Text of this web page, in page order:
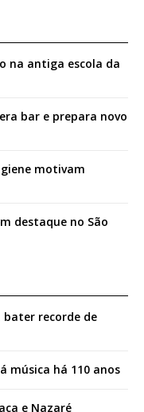
na antiga escola da
bar e prepara novo
motivam
destaque no São
bater recorde de
música há 110 anos
e Nazaré